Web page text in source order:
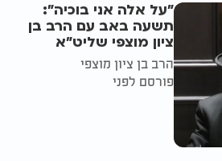
"על אלה אני בוכיה":
תשעה באב עם הרב בן
ציון מוצפי שליט"א
הרב בן ציון מוצפי
פורסם לפני